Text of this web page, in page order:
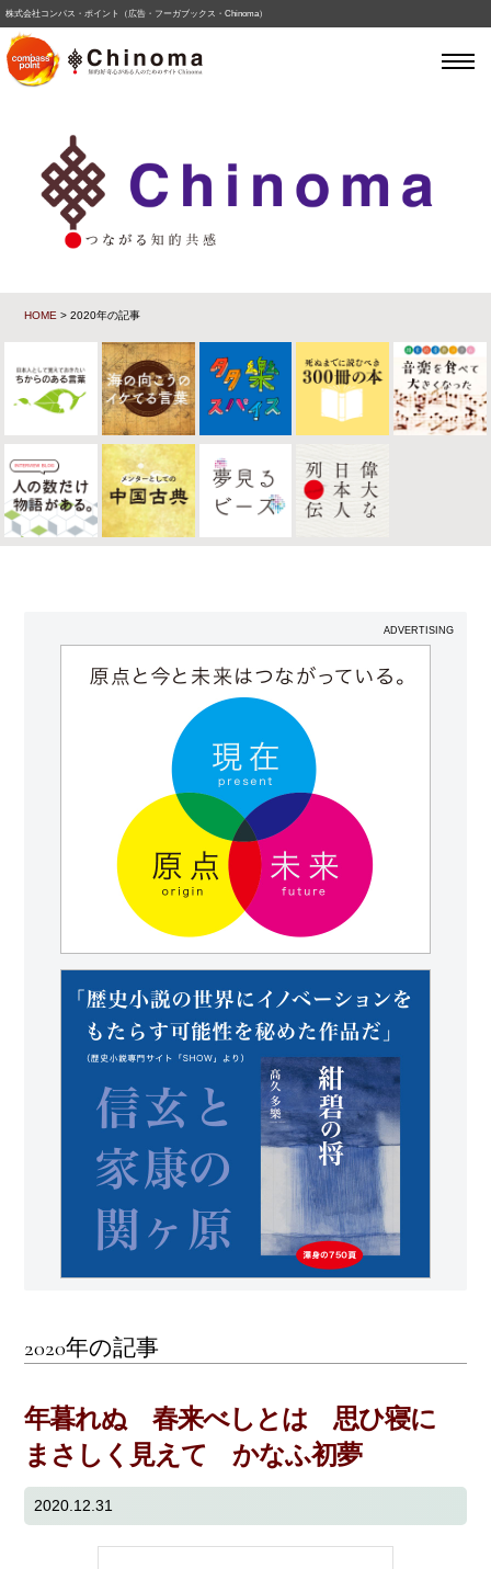
株式会社コンパス・ポイント（広告・フーガブックス・Chinoma）
HOME > 2020年の記事
ADVERTISING
2020年の記事
年暮れぬ 春来べしとは 思ひ寝に
まさしく見えて かなふ初夢
2020.12.31